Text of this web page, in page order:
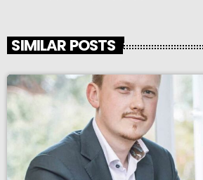
SIMILAR POSTS